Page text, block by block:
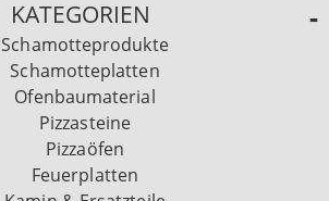
KATEGORIEN
Schamotteprodukte
Schamotteplatten
Ofenbaumaterial
Pizzasteine
Pizzaöfen
Feuerplatten